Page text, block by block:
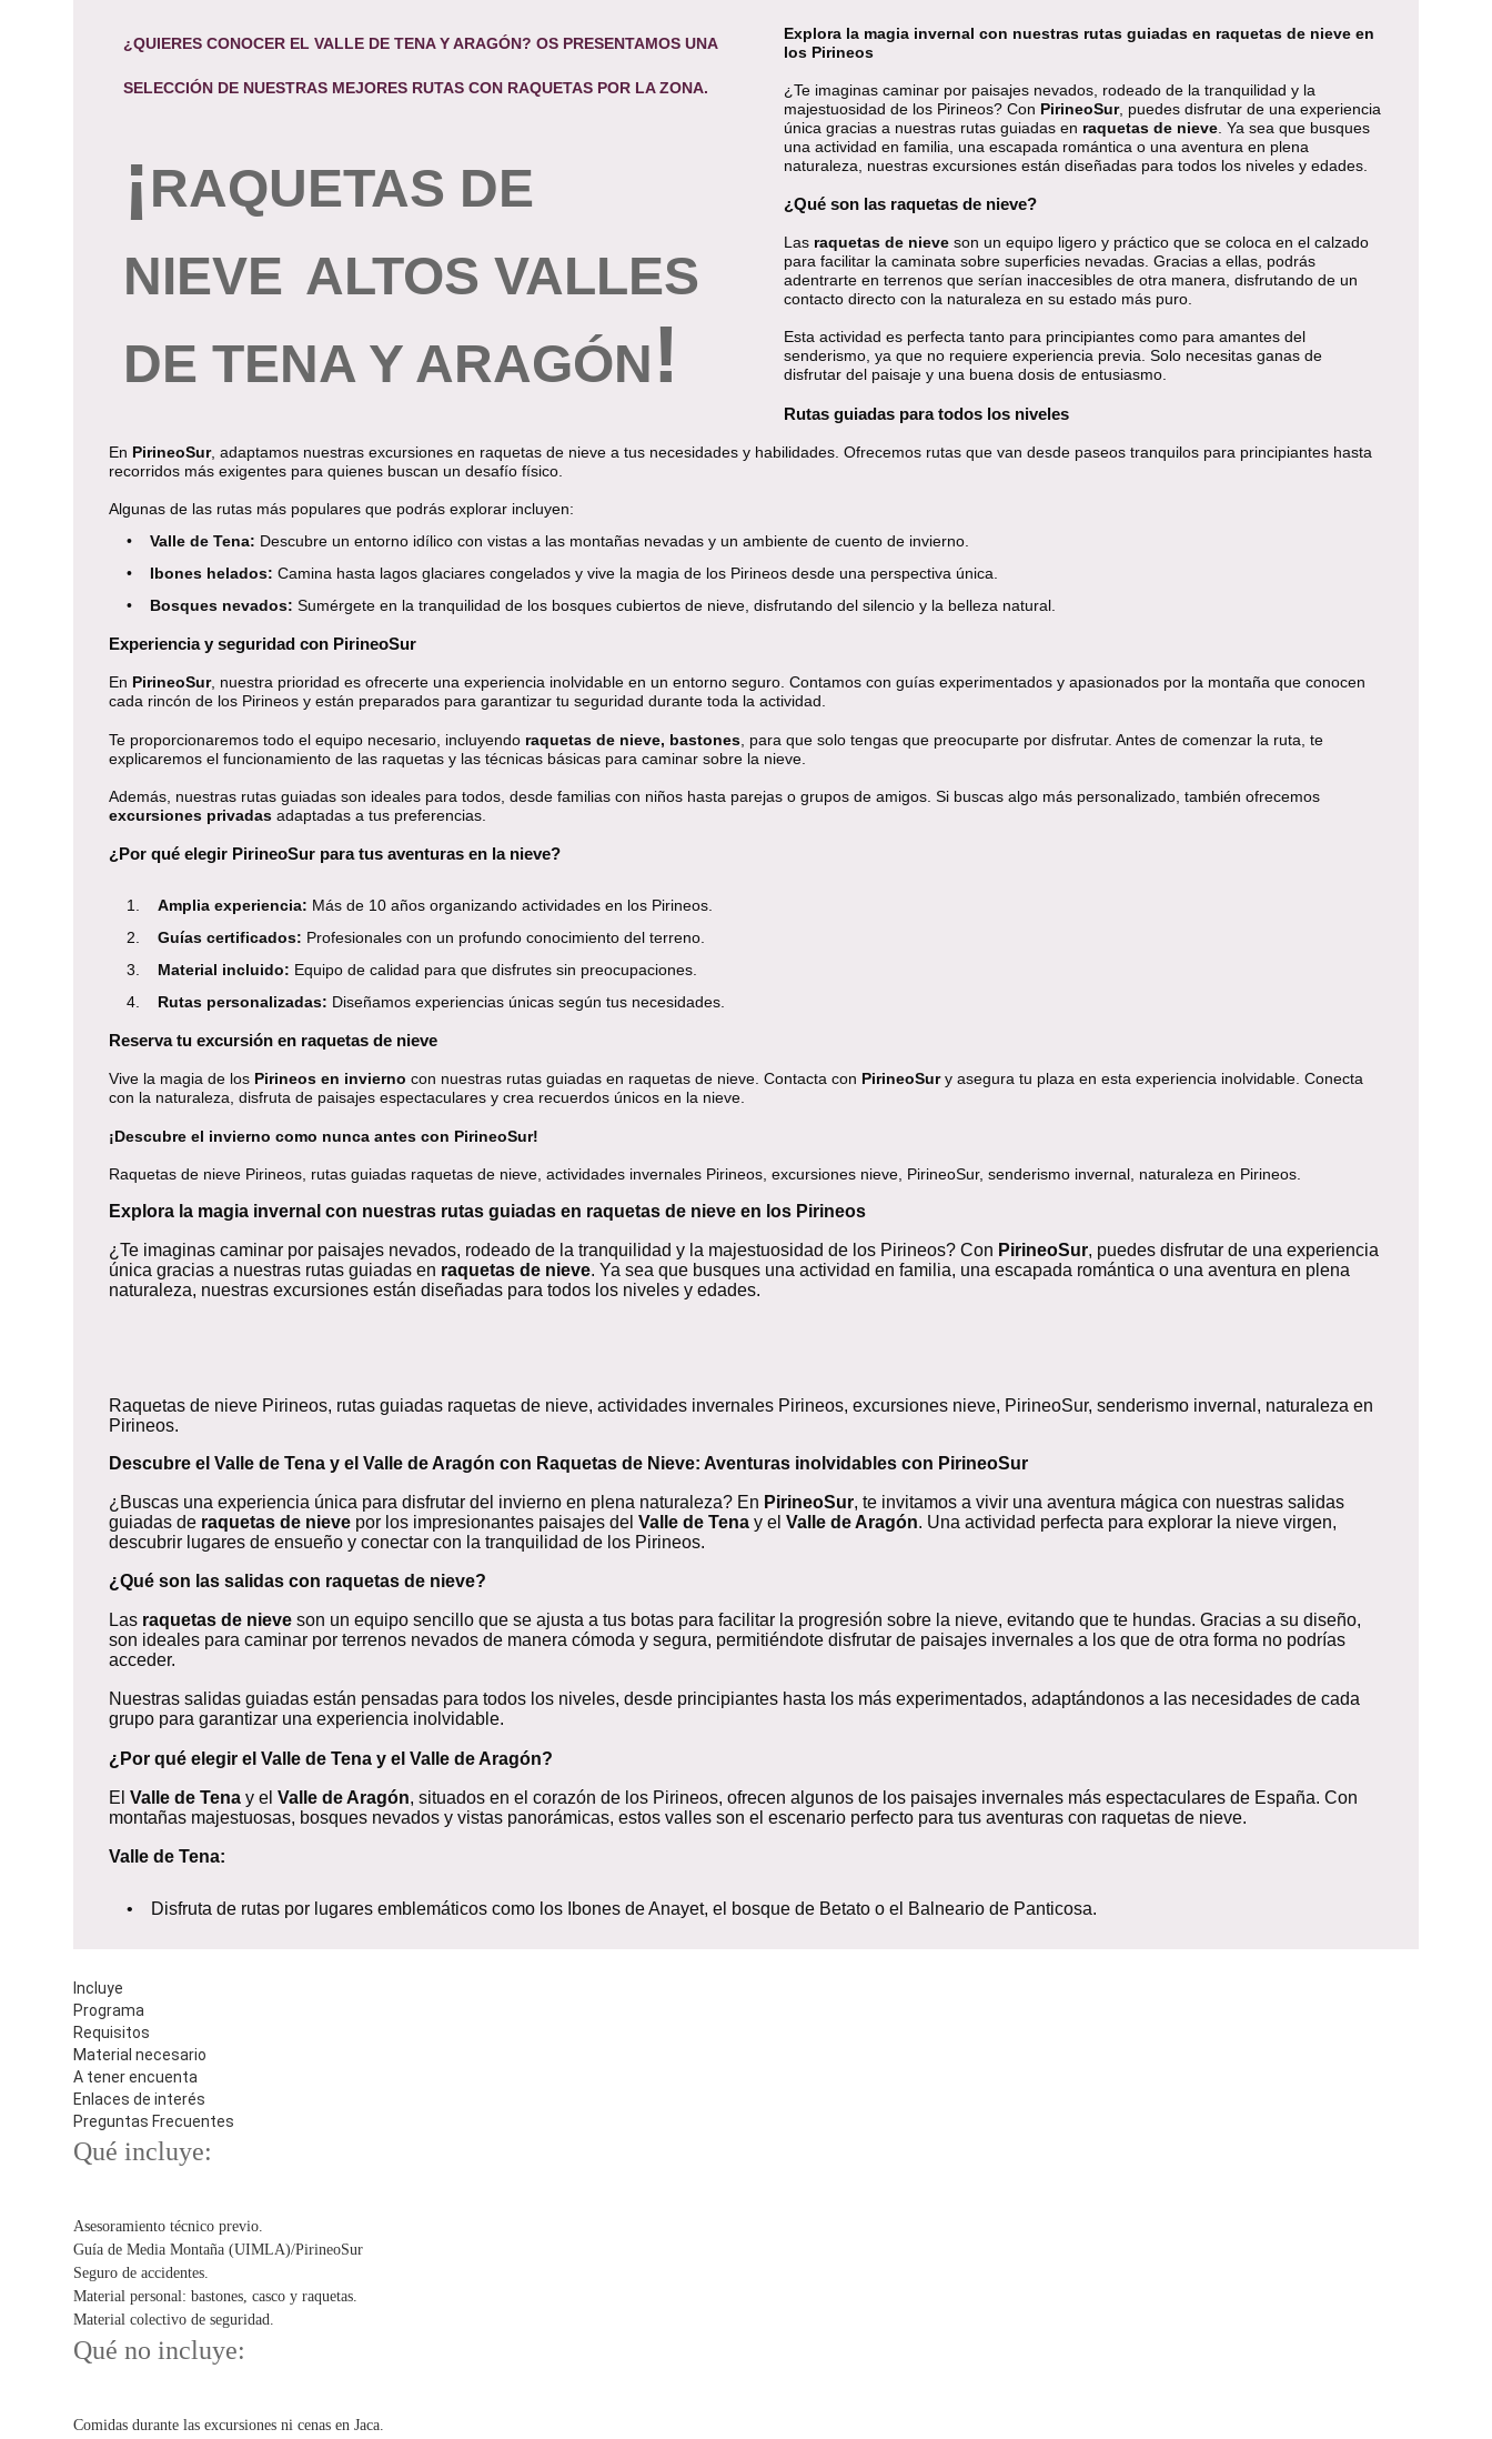
¿QUIERES CONOCER EL VALLE DE TENA Y ARAGÓN? OS PRESENTAMOS UNA
SELECCIÓN DE NUESTRAS MEJORES RUTASCON RAQUETAS POR LA ZONA.
¡RAQUETAS DE
NIEVE ALTOS VALLES
DE TENA Y ARAGÓN!
Explora la magia invernal con nuestras rutas guiadas en raquetas de nieve en
los Pirineos
¿Te imaginas caminar por paisajes nevados, rodeado de la tranquilidad y la
majestuosidad de los Pirineos? Con PirineoSur, puedes disfrutar de una experiencia
única gracias a nuestras rutas guiadas en raquetas de nieve . Ya sea que busques
una actividad en familia, una escapada romántica o una aventura en plena
naturaleza, nuestras excursiones están diseñadas para todos los niveles y edades.
¿Qué son las raquetas de nieve?
Las raquetas de nieve son un equipo ligero y práctico que se coloca en el calzado
para facilitar la caminata sobre superficies nevadas. Gracias a ellas, podrás
adentrarte en terrenos que serían inaccesibles de otra manera, disfrutando de un
contacto directo con la naturaleza en su estado más puro.
Esta actividad es perfecta tanto para principiantes como para amantes del
senderismo, ya que no requiere experiencia previa. Solo necesitas ganas de
disfrutar del paisaje y una buena dosis de entusiasmo.
Rutas guiadas para todos los niveles
En PirineoSur, adaptamos nuestras excursiones en raquetas de nieve a tus necesidades y habilidades. Ofrecemos rutas que van desde paseos tranquilos para principiantes hasta
recorridos más exigentes para quienes buscan un desafío físico.
Algunas de las rutas más populares que podrás explorar incluyen:
• Valle de Tena: Descubre un entorno idílico con vistas a las montañas nevadas y un ambiente de cuento de invierno.
• Ibones helados: Camina hasta lagos glaciares congelados y vive la magia de los Pirineos desde una perspectiva única.
• Bosques nevados: Sumérgete en la tranquilidad de los bosques cubiertos de nieve, disfrutando del silencio y la belleza natural.
Experiencia y seguridad con PirineoSur
En PirineoSur, nuestra prioridad es ofrecerte una experiencia inolvidable en un entorno seguro. Contamos con guías experimentados y apasionados por la montaña que conocen
cada rincón de los Pirineos y están preparados para garantizar tu seguridad durante toda la actividad.
Te proporcionaremos todo el equipo necesario, incluyendo raquetas de nieve, bastones, para que solo tengas que preocuparte por disfrutar. Antes de comenzar la ruta, te
explicaremos el funcionamiento de las raquetas y las técnicas básicas para caminar sobre la nieve.
Además, nuestras rutas guiadas son ideales para todos, desde familias con niños hasta parejas o grupos de amigos. Si buscas algo más personalizado, también ofrecemos
excursiones privadasadaptadas a tus preferencias.
¿Por qué elegir PirineoSur para tus aventuras en la nieve?
1. Amplia experiencia: Más de 10 años organizando actividades en los Pirineos.
2. Guías certificados: Profesionales con un profundo conocimiento del terreno.
3. Material incluido: Equipo de calidad para que disfrutes sin preocupaciones.
4. Rutas personalizadas: Diseñamos experiencias únicas según tus necesidades.
Reserva tu excursión en raquetas de nieve
Vive la magia de los Pirineos en invierno con nuestras rutas guiadas en raquetas de nieve. Contacta con PirineoSury asegura tu plaza en esta experiencia inolvidable. Conecta
con la naturaleza, disfruta de paisajes espectaculares y crea recuerdos únicos en la nieve.
¡Descubre el invierno como nunca antes con PirineoSur!
Raquetas de nieve Pirineos, rutas guiadas raquetas de nieve, actividades invernales Pirineos, excursiones nieve, PirineoSur, senderismo invernal, naturaleza en Pirineos.
Explora la magia invernal con nuestras rutas guiadas en raquetas de nieve en los Pirineos
¿Te imaginas caminar por paisajes nevados, rodeado de la tranquilidad y la majestuosidad de los Pirineos? Con PirineoSur, puedes disfrutar de una experiencia
única gracias a nuestras rutas guiadas en raquetas de nieve. Ya sea que busques una actividad en familia, una escapada romántica o una aventura en plena
naturaleza, nuestras excursiones están diseñadas para todos los niveles y edades.
Raquetas de nieve Pirineos, rutas guiadas raquetas de nieve, actividades invernales Pirineos, excursiones nieve, PirineoSur, senderismo invernal, naturaleza en
Pirineos.
Descubre el Valle de Tena y el Valle de Aragón con Raquetas de Nieve: Aventuras inolvidables con PirineoSur
¿Buscas una experiencia única para disfrutar del invierno en plena naturaleza? En PirineoSur, te invitamos a vivir una aventura mágica con nuestras salidas
guiadas de raquetas de nievepor los impresionantes paisajes del Valle de Tenay el Valle de Aragón. Una actividad perfecta para explorar la nieve virgen,
descubrir lugares de ensueño y conectar con la tranquilidad de los Pirineos.
¿Qué son las salidas con raquetas de nieve?
Las raquetas de nieveson un equipo sencillo que se ajusta a tus botas para facilitar la progresión sobre la nieve, evitando que te hundas. Gracias a su diseño,
son ideales para caminar por terrenos nevados de manera cómoda y segura, permitiéndote disfrutar de paisajes invernales a los que de otra forma no podrías
acceder.
Nuestras salidas guiadas están pensadas para todos los niveles, desde principiantes hasta los más experimentados, adaptándonos a las necesidades de cada
grupo para garantizar una experiencia inolvidable.
¿Por qué elegir el Valle de Tena y el Valle de Aragón?
El Valle de Tenay el Valle de Aragón, situados en el corazón de los Pirineos, ofrecen algunos de los paisajes invernales más espectaculares de España. Con
montañas majestuosas, bosques nevados y vistas panorámicas, estos valles son el escenario perfecto para tus aventuras con raquetas de nieve.
Valle de Tena:
• Disfruta de rutas por lugares emblemáticos como los Ibones de Anayet, el bosque de Betato o el Balneario de Panticosa.
Incluye
Programa
Requisitos
Material necesario
A tener encuenta
Enlaces de interés
Preguntas Frecuentes
Qué incluye:
Asesoramiento técnico previo.
Guía de Media Montaña (UIMLA)/PirineoSur
Seguro de accidentes.
Material personal: bastones, casco y raquetas.
Material colectivo de seguridad.
Qué no incluye:
Comidas durante las excursiones ni cenas en Jaca.